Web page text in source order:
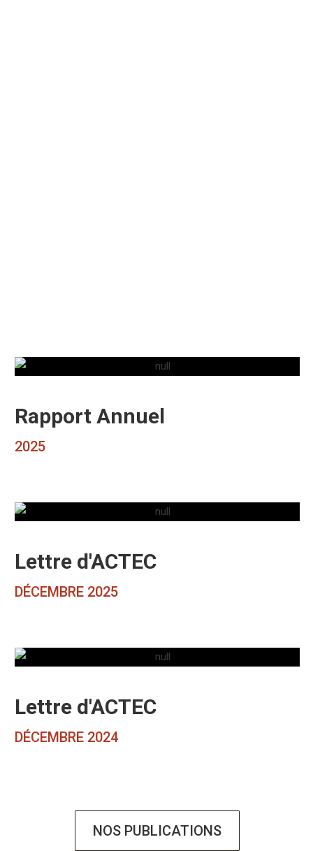
Rapport Annuel
2025
Lettre d'ACTEC
DÉCEMBRE 2025
Lettre d'ACTEC
DÉCEMBRE 2024
NOS PUBLICATIONS